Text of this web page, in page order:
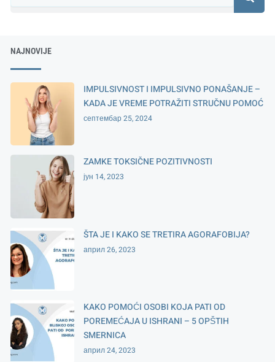
NAJNOVIJE
IMPULSIVNOST I IMPULSIVNO PONAŠANJE –
KADA JE VREME POTRAŽITI STRUČNU POMOĆ
септембар 25, 2024
ZAMKE TOKSIČNE POZITIVNOSTI
јун 14, 2023
ŠTA JE I KAKO SE TRETIRA AGORAFOBIJA?
април 26, 2023
KAKO POMOĆI OSOBI KOJA PATI OD
POREMEĆAJA U ISHRANI – 5 OPŠTIH
SMERNICA
април 24, 2023